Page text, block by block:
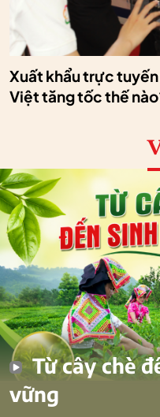
Xuất khẩu trực
Việt tăng tốc thế
Từ cây chè
vững